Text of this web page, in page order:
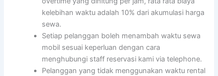
kelebihan waktu adalah 10% dari akumulasi harga
sewa.
Setiap pelanggan boleh menambah waktu sewa
mobil sesuai keperluan dengan cara
menghubungi staff reservasi kami via telephone.
Pelanggan yang tidak menggunakan waktu rental